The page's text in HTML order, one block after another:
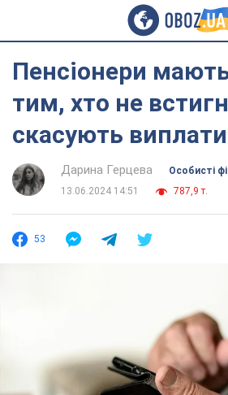
Пенсіонери
тим, хто не
скасують виплати
Дарина Герцева
Особисті
13.06.2024 14:51
787,9 т.
53